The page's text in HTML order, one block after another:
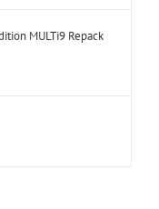
MULTi9 Repack